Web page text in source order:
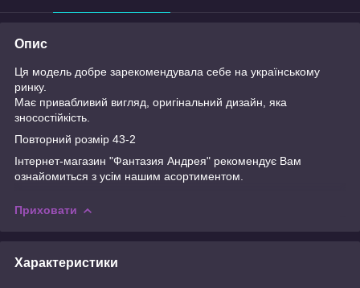
Опис
Ця модель добре зарекомендувала себе на українському
ринку.
Має привабливий вигляд, оригінальний дизайн, яка
зносостійкість.
Повторний розмір 43-2
Інтернет-магазин "Фантазия Андрея" рекомендує Вам
ознайомиться з усім нашим асортиментом.
Приховати
Характеристики